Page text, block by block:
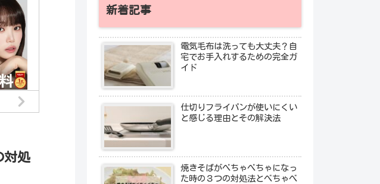
対処
新着記事
電気毛布は洗っても大丈夫？自
宅でお手入れするための完全ガ
イド
仕切りフライパンが使いにくい
と感じる理由とその解決法
焼きそばがべちゃべちゃになっ
た時の３つの対処法とべちゃべ